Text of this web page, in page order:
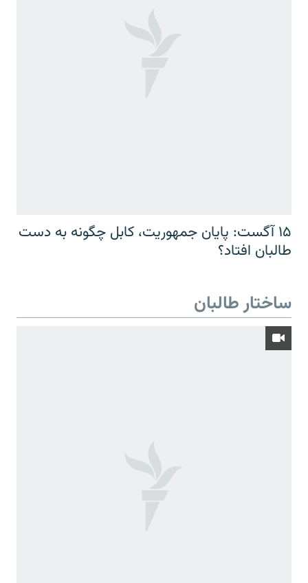
۱۵ آگست: پایان جمهوریت، کابل چگونه به دست
طالبان افتاد؟
ساختار طالبان